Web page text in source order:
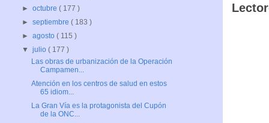
►octubre( 177 )
►septiembre( 183 )
►agosto( 115 )
▼julio( 177 )
Las obras de urbanización de la Operación
Campamen...
Atención en los centros de salud en estos
65 idiom...
La Gran Vía es la protagonista del Cupón
de la ONC...